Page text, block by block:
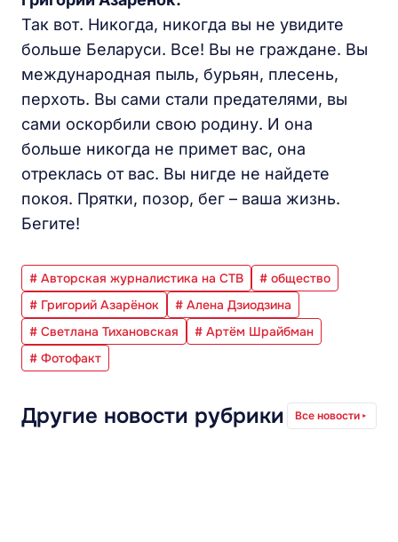
Так вот. Никогда, никогда вы не увидите
больше Беларуси. Все! Вы не граждане. Вы
международная пыль, бурьян, плесень,
перхоть. Вы сами стали предателями, вы
сами оскорбили свою родину. И она
больше никогда не примет вас, она
отреклась от вас. Вы нигде не найдете
покоя. Прятки, позор, бег – ваша жизнь.
Бегите!
# Авторская журналистика на СТВ
# общество
# Григорий Азарёнок
# Алена Дзиодзина
# Светлана Тихановская
# Артём Шрайбман
# Фотофакт
Другие новости рубрики Все новости